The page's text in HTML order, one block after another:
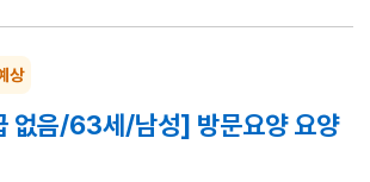
상
없음/63세/남성] 방문요양 요양